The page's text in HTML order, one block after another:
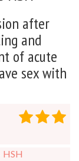
after
and
of acute
sex with
HSH